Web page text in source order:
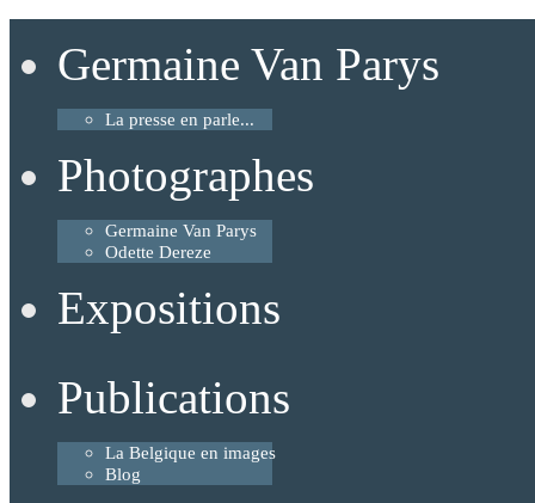
Germaine Van Parys
La presse en parle...
Photographes
Germaine Van Parys
Odette Dereze
Expositions
Publications
La Belgique en images
Blog